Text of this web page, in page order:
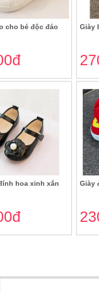
cho bé độc đáo Giày
hoa xinh xắn Giày